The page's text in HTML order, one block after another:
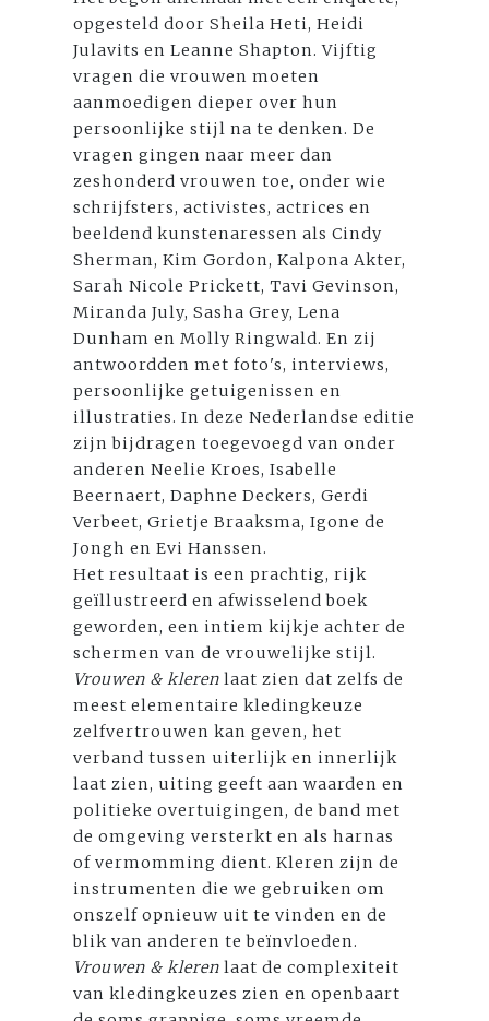
opgesteld door Sheila Heti, Heidi
Julavits en Leanne Shapton. Vijftig
vragen die vrouwen moeten
aanmoedigen dieper over hun
persoonlijke stijl na te denken. De
vragen gingen naar meer dan
zeshonderd vrouwen toe, onder wie
schrijfsters, activistes, actrices en
beeldend kunstenaressen als Cindy
Sherman, Kim Gordon, Kalpona Akter,
Sarah Nicole Prickett, Tavi Gevinson,
Miranda July, Sasha Grey, Lena
Dunham en Molly Ringwald. En zij
antwoordden met foto's, interviews,
persoonlijke getuigenissen en
illustraties. In deze Nederlandse editie
zijn bijdragen toegevoegd van onder
anderen Neelie Kroes, Isabelle
Beernaert, Daphne Deckers, Gerdi
Verbeet, Grietje Braaksma, Igone de
Jongh en Evi Hanssen.
Het resultaat is een prachtig, rijk
geïllustreerd en afwisselend boek
geworden, een intiem kijkje achter de
schermen van de vrouwelijke stijl.
Vrouwen & kleren laat zien dat zelfs de
meest elementaire kledingkeuze
zelfvertrouwen kan geven, het
verband tussen uiterlijk en innerlijk
laat zien, uiting geeft aan waarden en
politieke overtuigingen, de band met
de omgeving versterkt en als harnas
of vermomming dient. Kleren zijn de
instrumenten die we gebruiken om
onszelf opnieuw uit te vinden en de
blik van anderen te beïnvloeden.
Vrouwen & kleren laat de complexiteit
van kledingkeuzes zien en openbaart